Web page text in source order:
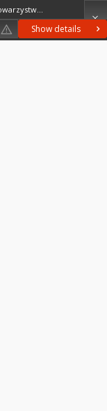
Show details
Polskie Towarzystwo Prehistoryczne